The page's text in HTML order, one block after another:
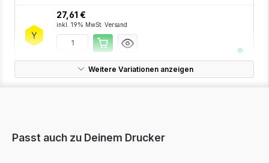
27,61 €
inkl. 19% MwSt. Versand
41,67 €
27,61 €
Weitere Variationen anzeigen
Passt auch zu Deinem Drucker